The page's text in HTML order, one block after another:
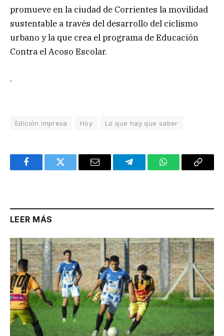
promueve en la ciudad de Corrientes la movilidad
sustentable a través del desarrollo del ciclismo
urbano y la que crea el programa de Educación
Contra el Acoso Escolar.
.
Edición Impresa Hoy Lo que hay que saber
FacebookTwitter Email TelegramWhatsAppCopy
LEER MÁS